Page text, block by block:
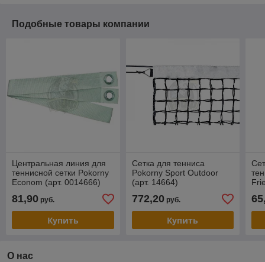
Подобные товары компании
Центральная линия для
теннисной сетки Pokorny
Econom (арт. 0014666)
81,90 руб.
Купить
Сетка для тенниса
Pokorny Sport Outdoor
(арт. 14664)
772,20руб.
Купить
О нас